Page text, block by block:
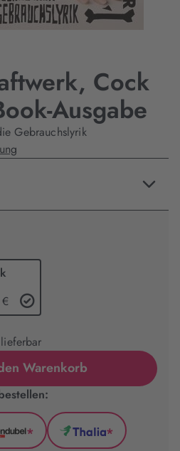
Cock
Ausgabe
Gebrauchslyrik
Warenkorb
Hugendubel
*
Thalia
*